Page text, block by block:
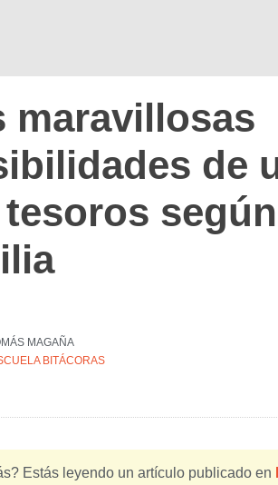
maravillosas
de
MAGAÑA
BITÁCORAS
Estás leyendo un artículo publicado en